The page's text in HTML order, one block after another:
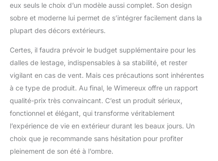
eux seuls le choix d’un modèle aussi complet. Son design
sobre et moderne lui permet de s’intégrer facilement dans la
plupart des décors extérieurs.
Certes, il faudra prévoir le budget supplémentaire pour les
dalles de lestage, indispensables à sa stabilité, et rester
vigilant en cas de vent. Mais ces précautions sont inhérentes
à ce type de produit. Au final, le Wimereux offre un rapport
qualité-prix très convaincant. C’est un produit sérieux,
fonctionnel et élégant, qui transforme véritablement
l’expérience de vie en extérieur durant les beaux jours. Un
choix que je recommande sans hésitation pour profiter
pleinement de son été à l’ombre.